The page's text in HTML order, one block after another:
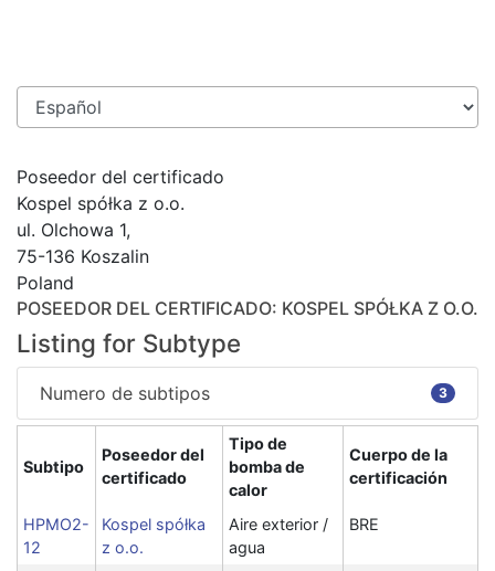
Poseedor del certificado
Kospel spółka z o.o.
ul. Olchowa 1,
75-136 Koszalin
Poland
POSEEDOR DEL CERTIFICADO: KOSPEL SPÓŁKA Z O.O.
Listing for Subtype
Numero de subtipos 3
Subtipo
Poseedor del
certificado
Tipo de
bomba de
calor
Cuerpo de la
certificación
HPMO2-
12
Kospel spółka
z o.o.
Aire exterior /
agua
BRE